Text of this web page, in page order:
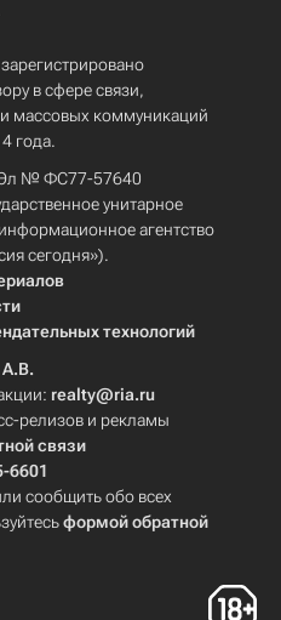
в сфере связи,
массовых коммуникаций
года.
Эл № ФС77-57640
унитарное
агентство
сегодня»).
технологий
А.В.
realty@ria.ru
релизов и рекламы
связи
6601
сообщить обо всех
формой обратной